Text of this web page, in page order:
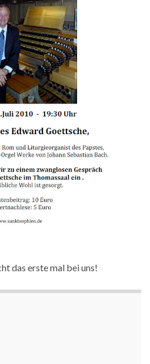
das erste mal bei uns!